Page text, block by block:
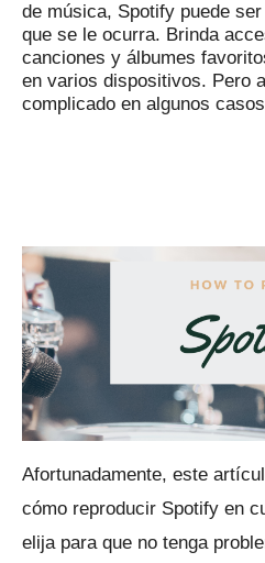
de música, Spotify puede
que se le ocurra. Brinda
canciones y álbumes
en varios dispositivos. Pero
complicado en algunos
Afortunadamente, este
cómo reproducir Spotify en
elija para que no tenga